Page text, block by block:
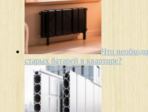
Что
старых батарей в квартире?